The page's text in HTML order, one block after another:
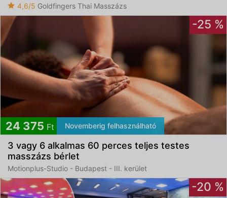
4,6/5 Goldfingers Thai Masszázs
-25 %
24 375 Ft Novemberig felhasználható
3 vagy 6 alkalmas 60 perces teljes testes
masszázs bérlet
Motionplus-Studio - Budapest - III. kerület
-20 %